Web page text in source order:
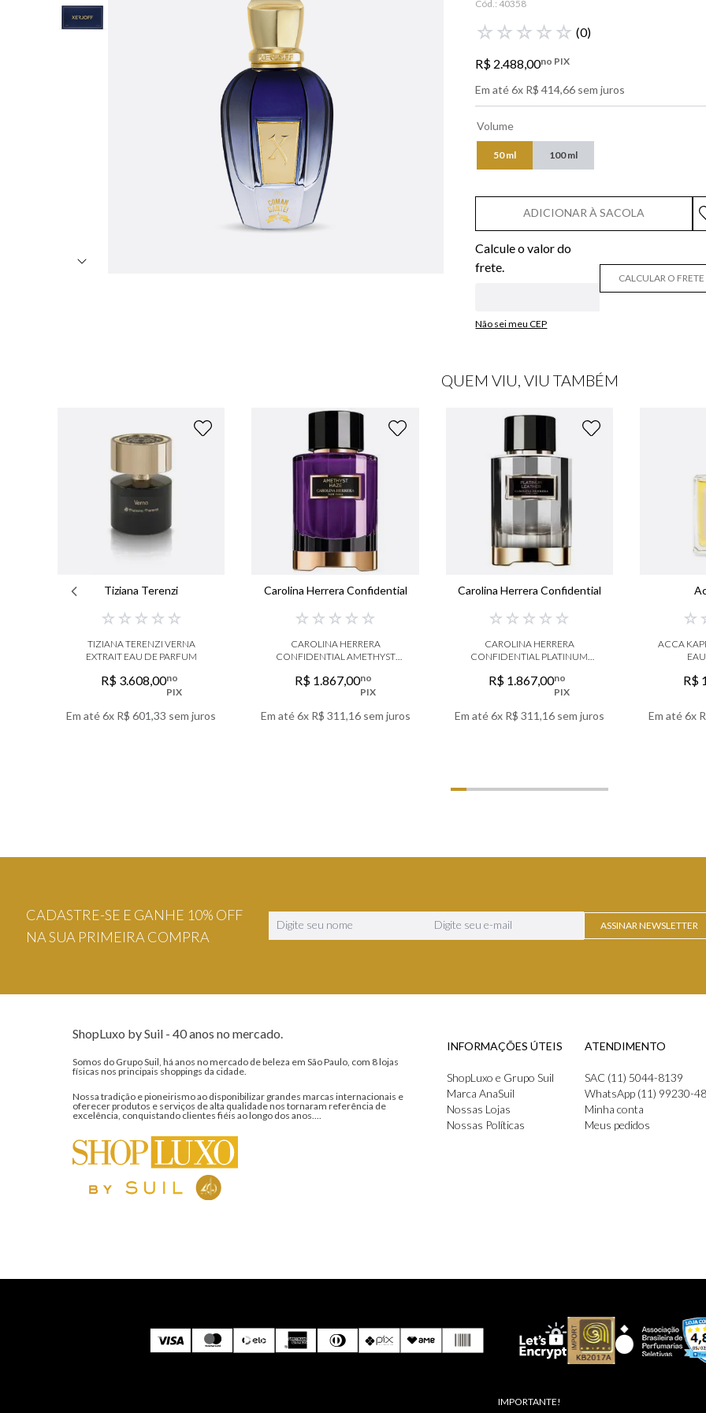
Cód.: 40358
☆ ☆ ☆ ☆ ☆ (0)
R$ 2.488,00no PIX
Em até6x R$ 414,66 sem juros
Volume
50 ml 100 ml
ADICIONAR À SACOLA
Não sei meu CEP
CALCULAR O FRETE
QUEM VIU, VIU TAMBÉM
Tiziana Terenzi
☆ ☆ ☆ ☆ ☆
TIZIANA TERENZI VERNA
EXTRAIT EAU DE PARFUM
R$ 3.608,00no
PIX
Em até6x R$ 601,33 sem juros
Carolina Herrera Confidential
☆ ☆ ☆ ☆ ☆
CAROLINA HERRERA
CONFIDENTIAL AMETHYST
R$ 1.867,00no
PIX
Em até6x R$ 311,16sem juros
Carolina Herrera Confidential
☆ ☆ ☆ ☆ ☆
CAROLINA HERRERA
CONFIDENTIAL PLATINUM
R$ 1.867,00no
PIX
Em até6x R$ 311,16sem juros
☆
ACCA
R$ 1
Em até6x
CADASTRE-SE E GANHE 10% OFF
NA SUA PRIMEIRA COMPRA
ASSINAR NEWSLETTER
ShopLuxo by Suil - 40 anos no mercado.
Somos do Grupo Suil, há anos no mercado de beleza em São Paulo, com 8 lojas
físicas nos principais shoppings da cidade.
Nossa tradição e pioneirismo ao disponibilizar grandes marcas internacionais e
oferecer produtos e serviços de alta qualidade nos tornaram referência de
excelência, conquistando clientes fiéis ao longo dos anos....
INFORMAÇÕES ÚTEIS
ShopLuxo e Grupo Suil
Marca AnaSuil
Nossas Lojas
Nossas Políticas
ATENDIMENTO
SAC (11) 5044-8139
WhatsApp (11) 99230-
Minha conta
Meus pedidos
IMPORTANTE!